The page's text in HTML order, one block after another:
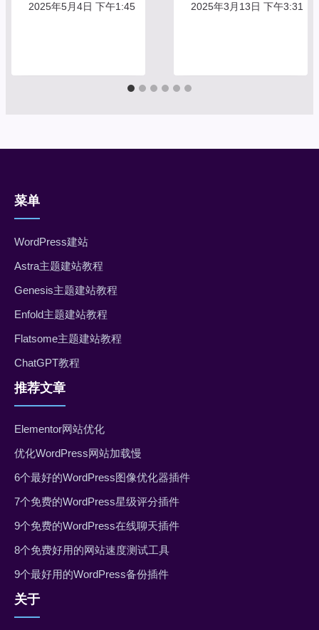
2025年5月4日 下午1:45
2025年3月13日 下午3:31
菜单
WordPress建站
Astra主题建站教程
Genesis主题建站教程
Enfold主题建站教程
Flatsome主题建站教程
ChatGPT教程
推荐文章
Elementor网站优化
优化WordPress网站加载慢
6个最好的WordPress图像优化器插件
7个免费的WordPress星级评分插件
9个免费的WordPress在线聊天插件
8个免费好用的网站速度测试工具
9个最好用的WordPress备份插件
关于